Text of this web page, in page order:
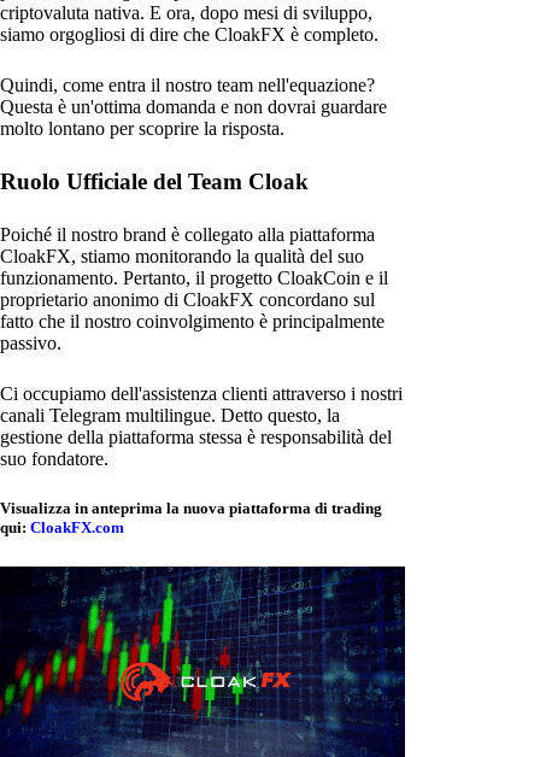
criptovaluta nativa. E ora, dopo mesi di sviluppo,
siamo orgogliosi di dire che CloakFX è completo.
Quindi, come entra il nostro team nell'equazione?
Questa è un'ottima domanda e non dovrai guardare
molto lontano per scoprire la risposta.
Ruolo Ufficiale del Team Cloak
Poiché il nostro brand è collegato alla piattaforma
CloakFX, stiamo monitorando la qualità del suo
funzionamento. Pertanto, il progetto CloakCoin e il
proprietario anonimo di CloakFX concordano sul
fatto che il nostro coinvolgimento è principalmente
passivo.
Ci occupiamo dell'assistenza clienti attraverso i nostri
canali Telegram multilingue. Detto questo, la
gestione della piattaforma stessa è responsabilità del
suo fondatore.
Visualizza in anteprima la nuova piattaforma di trading
qui: CloakFX.com